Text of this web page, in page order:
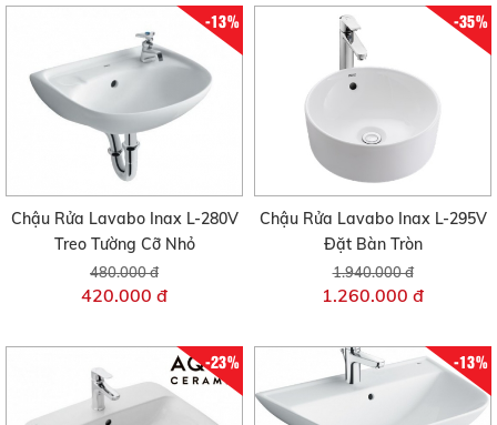
-13%
Chậu Rửa Lavabo Inax L-280V
Treo Tường Cỡ Nhỏ
480.000 đ
420.000 đ
-35%
Chậu Rửa Lavabo Inax L-295V
Đặt Bàn Tròn
1.940.000 đ
1.260.000 đ
-23% -13%